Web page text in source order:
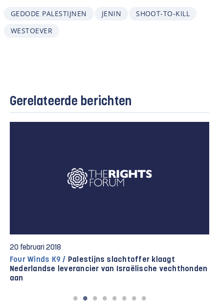
GEDODE PALESTIJNEN JENIN
SHOOT-TO-KILL
WESTOEVER
Gerelateerde berichten
20 februari 2018
Four Winds K9 / Palestijns slachtoffer klaagt
Nederlandse leverancier van Israëlische vechthonden
aan